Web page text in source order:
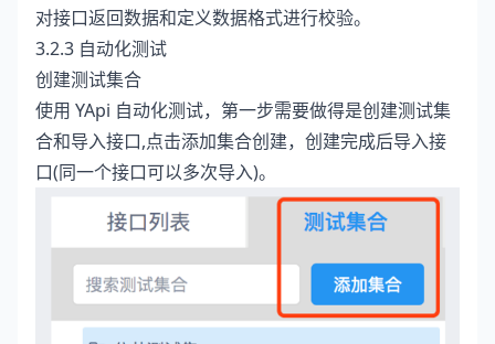
对接口返回数据和定义数据格式进行校验。
3.2.3 自动化测试
创建测试集合
使用 YApi 自动化测试，第一步需要做得是创建测试集
合和导入接口,点击添加集合创建，创建完成后导入接
口(同一个接口可以多次导入)。